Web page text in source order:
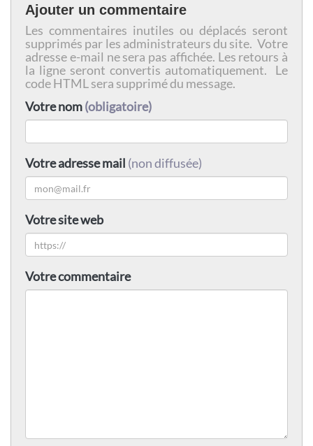
Ajouter un commentaire
Les commentaires inutiles ou déplacés seront
supprimés par les administrateurs du site. Votre
adresse e-mail ne sera pas affichée. Les retours à
la ligne seront convertis automatiquement. Le
code HTML sera supprimé du message.
Votre nom(obligatoire)
Votre adresse mail (non diffusée)
Votre site web
Votre commentaire